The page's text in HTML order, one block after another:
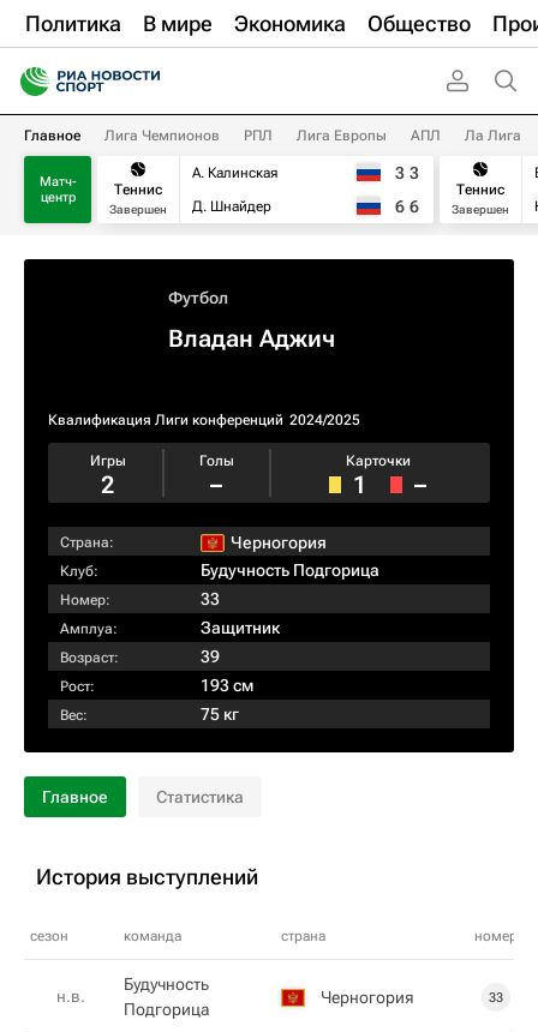
Политика В мире Экономика Общество
Главное Лига Чемпионов РПЛ Лига Европы АПЛ Ла Лига
Матч-
центр
Теннис
Завершен
А. Калинская
Д. Шнайдер
3 3
6 6
Теннис
Завершен
Футбол
Владан Аджич
Квалификация Лиги конференций 2024/2025
Игры
2
Голы
–
Карточки
1 –
Страна: Черногория
Клуб: Будучность Подгорица
Номер: 33
Амплуа: Защитник
Возраст: 39
Рост: 193 см
Вес: 75 кг
Главное Статистика
История выступлений
сезон команда страна номер
н.в.
Будучность
Подгорица
Черногория 33